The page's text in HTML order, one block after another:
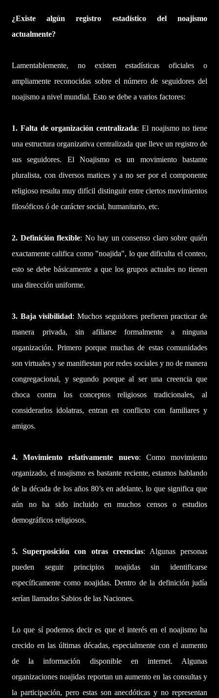
¿Existe algún registro estadístico del noajismo
actualmente?
Lamentablemente, no existen estadísticas oficiales o
ampliamente reconocidas sobre el número de seguidores del
noajismo a nivel mundial. Esto se debe a varios factores:
1. Falta de organización centralizada: El noajismo no tiene
una estructura organizativa centralizada que lleve un registro de
sus seguidores. El Noajismo es un movimiento bastante
pluralista, con diversos matices y a no ser por el componente
religioso resulta muy difícil distinguir entre ciertos movimientos
filosóficos ó de carácter social, humanitario, etc.
2. Definición flexible: No hay un consenso claro sobre quién
exactamente califica como "noajida", lo que dificulta el conteo,
esto se debe básicamente a que los grupos actuales no tienen
una dirección uniforme.
3. Baja visibilidad: Muchos seguidores prefieren practicar de
manera privada, sin afiliarse formalmente a ninguna
organización. Primero porque muchas de estas comunidades
son virtuales y se manifiestan por redes sociales y no de manera
congregacional, y segundo porque al ser una creencia que
choca contra los conceptos religiosos tradicionales, al
considerarlos idolatras, entran en conflicto con familiares y
amigos.
4. Movimiento relativamente nuevo: Como movimiento
organizado, el noajismo es bastante reciente, estamos hablando
de la década de los años 80’s en adelante, lo que significa que
aún no ha sido incluido en muchos censos o estudios
demográficos religiosos.
5. Superposición con otras creencias: Algunas personas
pueden seguir principios noajidas sin identificarse
específicamente como noajidas. Dentro de la definición judía
serían llamados Sabios de las Naciones.
Lo que sí podemos decir es que el interés en el noajismo ha
crecido en las últimas décadas, especialmente con el aumento
de la información disponible en internet. Algunas
organizaciones noajidas reportan un aumento en las consultas y
la participación, pero estas son anecdóticas y no representan